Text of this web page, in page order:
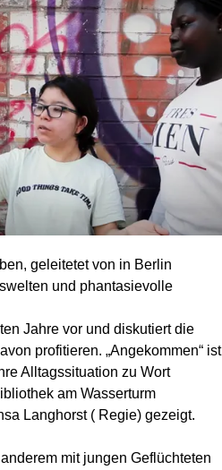
geleitetet von in Berlin
und phantasievolle
Jahre vor und diskutiert die
profitieren. „Angekommen“ ist
Alltagssituation zu Wort
am Wasserturm
Langhorst ( Regie) gezeigt.
mit jungen Geflüchteten